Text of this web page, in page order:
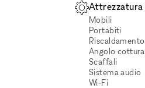
Attrezzatura
Mobili
Portabiti
Riscaldamento
Angolo cottura
Scaffali
Sistema audio
Wi‑Fi